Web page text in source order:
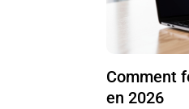
Comment
en 2026